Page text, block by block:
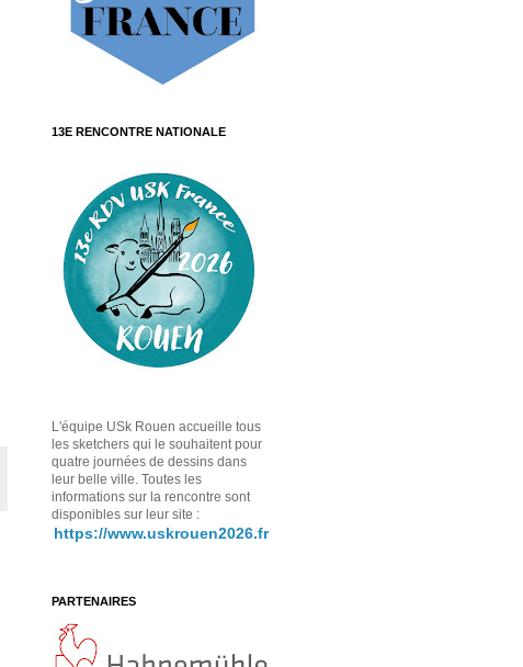
13E RENCONTRE NATIONALE
L'équipe USk Rouen accueille tous
les sketchers qui le souhaitent pour
quatre journées de dessins dans
leur belle ville. Toutes les
informations sur la rencontre sont
disponibles sur leur site :
https://www.uskrouen2026.fr
PARTENAIRES